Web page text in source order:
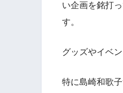
い企画を銘打
す。
グッズやイベ
特に島崎和歌